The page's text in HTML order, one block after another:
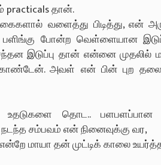
practicals தான்.
வளைத்து பிடித்து, என்
பளிங்கு போன்ற வெள்ளையான
இடுப்பு தான் என்னை முதலில்
அவள் என் பின் புற
தொட.. பளபளப்பான
சம்பவம் என் நினைவுக்கு வர,
மாயா தன் முட்டிக் காலை